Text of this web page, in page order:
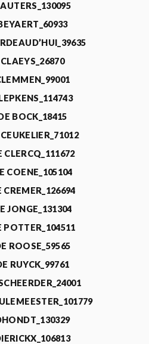
BOCK_18415
CLERCQ_111672
COENE_105104
CREMER_126694
JONGE_131304
POTTER_104511
ROOSE_59565
RUYCK_99761